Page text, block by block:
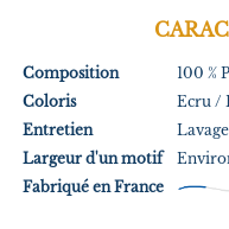
Composition
Coloris
Entretien
Largeur d'un motif
Fabriqué en France
100 %
Ecru /